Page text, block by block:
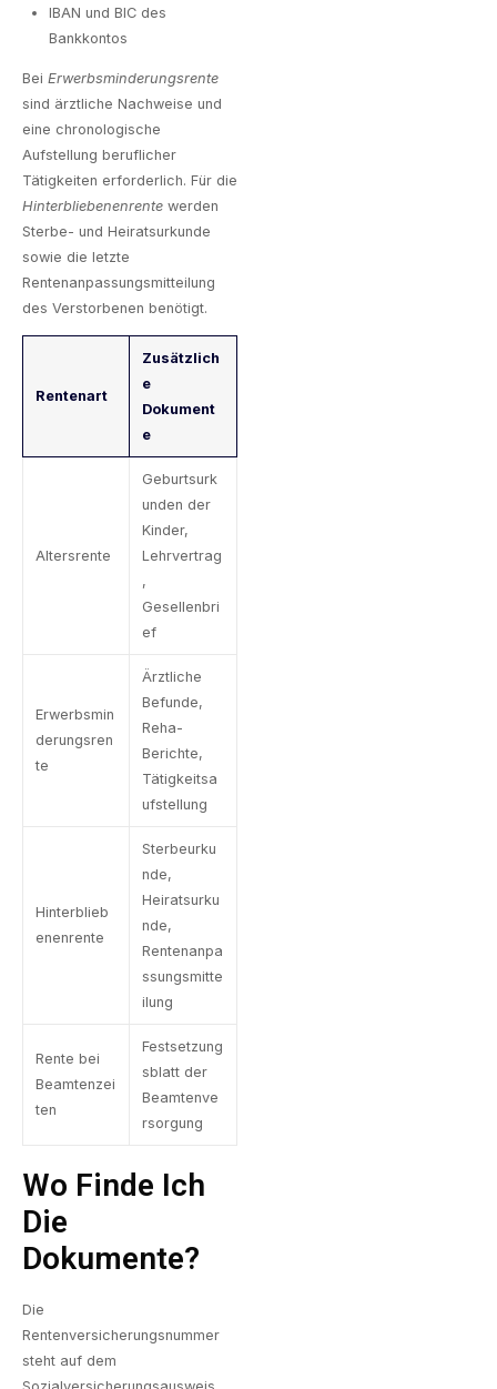
IBAN und BIC des
Bankkontos
Bei Erwerbsminderungsrente
sind ärztliche Nachweise und
eine chronologische
Aufstellung beruflicher
Tätigkeiten erforderlich. Für die
Hinterbliebenenrente werden
Sterbe- und Heiratsurkunde
sowie die letzte
Rentenanpassungsmitteilung
des Verstorbenen benötigt.
Rentenart
Zusätzlich
e
Dokument
e
Altersrente
Geburtsurk
unden der
Kinder,
Lehrvertrag
,
Gesellenbri
ef
Erwerbsmin
derungsren
te
Ärztliche
Befunde,
Reha-
Berichte,
Tätigkeitsa
ufstellung
Hinterblieb
enenrente
Sterbeurku
nde,
Heiratsurku
nde,
Rentenanpa
ssungsmitte
ilung
Rente bei
Beamtenzei
ten
Festsetzung
sblatt der
Beamtenve
rsorgung
Wo Finde Ich
Die
Dokumente?
Die
Rentenversicherungsnummer
steht auf dem